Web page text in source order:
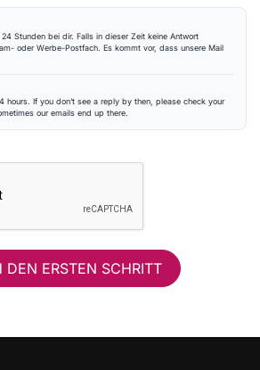
Stunden bei dir. Falls in dieser Zeit keine Antwort
oder Werbe-Postfach. Es kommt vor, dass unsere Mail
hours. If you don’t see a reply by then, please check your
our emails end up there.
DEN ERSTEN SCHRITT